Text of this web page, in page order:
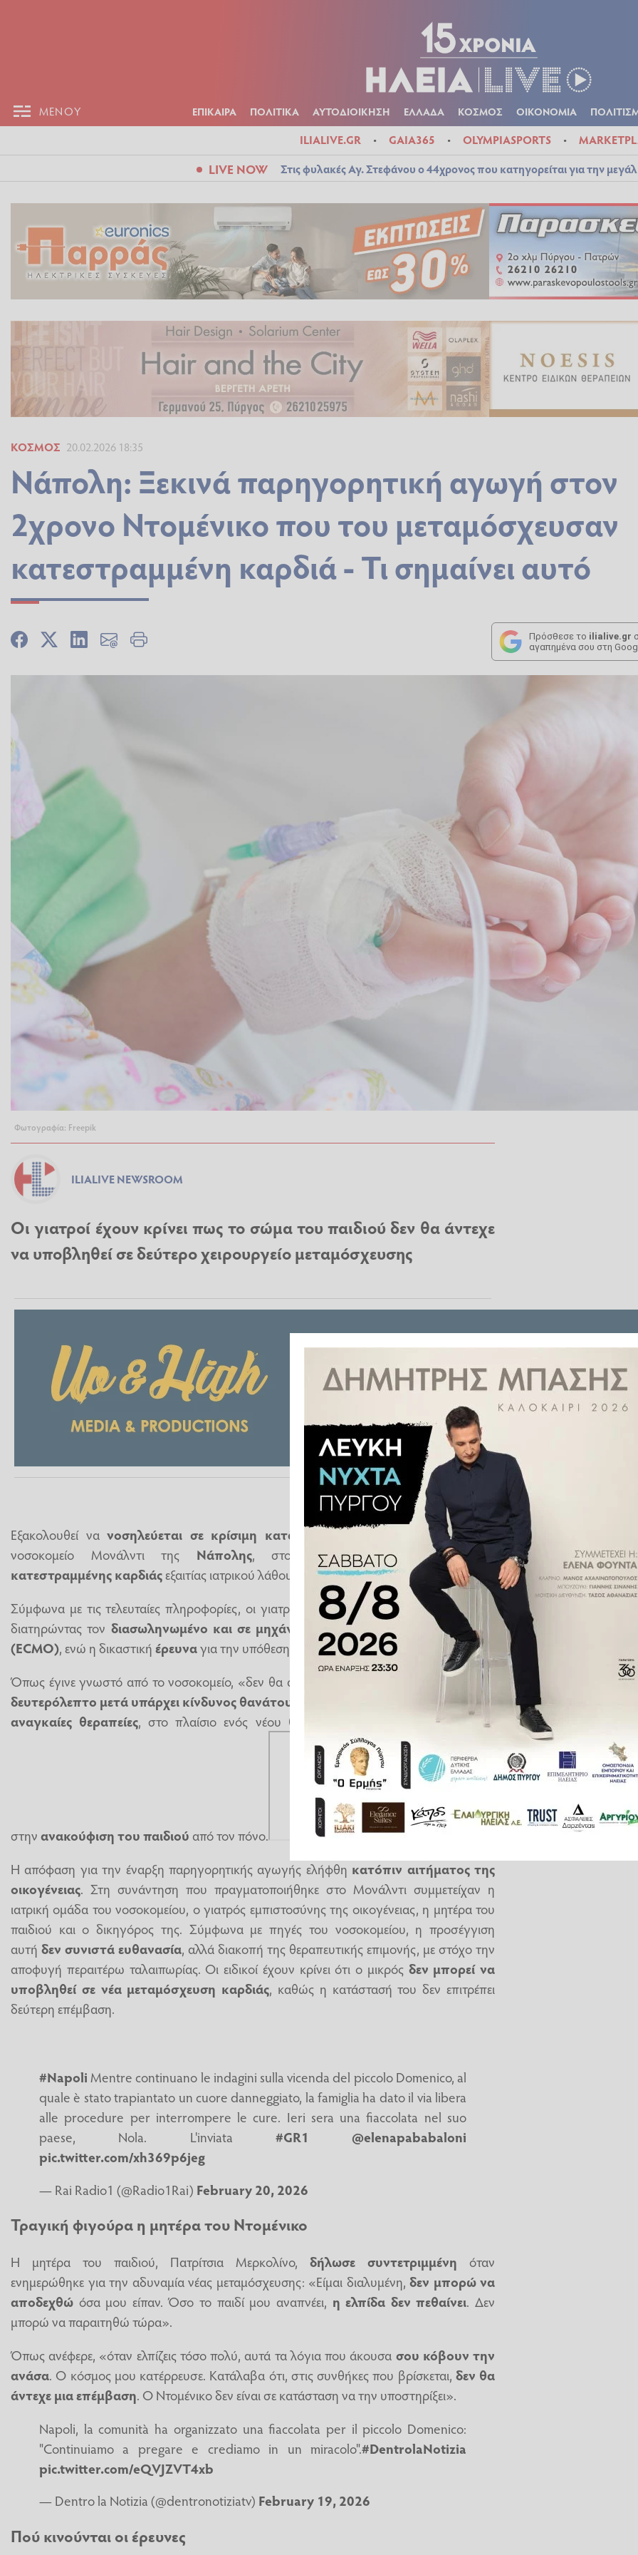
ΜΕΝΟΥ ΕΠΙΚΑΙΡΑ ΠΟΛΙΤΙΚΑ ΑΥΤΟΔΙΟΙΚΗΣΗ ΕΛΛΑΔΑ ΚΟΣΜΟΣ ΟΙΚΟΝΟΜΙΑ
ILIALIVE.GR GAIA365 OLYMPIASPORTS
LIVE NOW Στις φυλακές Αγ. Στεφάνου ο 44χρονος που κατηγορείται για την
ΚΌΣΜΟΣ 20.02.2026 18:35
Νάπολη: Ξεκινά παρηγορητική αγωγή στον
2χρονο Ντομένικο που του μεταμόσχευσαν
κατεστραμμένη καρδιά - Τι σημαίνει αυτό
Πρόσθεσε το ilialive.gr
αγαπημένα σου στη
Φωτογραφία: Freepik
ILIALIVE NEWSROOM
Οι γιατροί έχουν κρίνει πως το σώμα του παιδιού δεν θα άντεχε
να υποβληθεί σε δεύτερο χειρουργείο μεταμόσχευσης
Εξακολουθεί νανοσηλεύεται σε κρίσιμη κατάστασηο 2χρονος Ντομένικο στο
νοσοκομείο Μονάλντι της Νάπολης, στον οποίο έγινε
μεταμόσχευση
κατεστραμμένης καρδιάςεξαιτίας ιατρικού λάθους.
Σύμφωνα με τις τελευταίες πληροφορίες, οι γιατροί ξεκινούνπαρηγορητική αγωγή
,
διατηρώντας τον διασωληνωμένο και σε μηχάνημα Εξωσωματικής Οξυγόνωσης
(ECMO), ενώ η δικαστικήέρευναγια την υπόθεση επεκτείνεται.
Όπως έγινε γνωστό από το νοσοκομείο, «δεν θα αποσυνδεθεί από το ECMO, διότι
ένα
δευτερόλεπτο μετά υπάρχει κίνδυνος θανάτου
θα διακοπούν άλλες μη
αναγκαίες θεραπείες, στο πλαίσιο ενός νέου θεραπευτικού πλάνου που στοχεύει
στηνανακούφιση του παιδιού από τον πόνο.
Η απόφαση για την έναρξη παρηγορητικής αγωγής ελήφθη κατόπιν αιτήματος της
οικογένειας. Στη συνάντηση που πραγματοποιήθηκε στο Μονάλντι συμμετείχαν η
ιατρική ομάδα του νοσοκομείου, ο γιατρός εμπιστοσύνης της οικογένειας, η μητέρα του
παιδιού και ο δικηγόρος της. Σύμφωνα με πηγές του νοσοκομείου, η προσέγγιση
αυτή δεν συνιστά ευθανασία, αλλά διακοπή της θεραπευτικής επιμονής, με στόχο την
αποφυγή περαιτέρω ταλαιπωρίας. Οι ειδικοί έχουν κρίνει ότι ο μικρός δεν μπορεί να
υποβληθεί σε νέα μεταμόσχευση καρδιάς, καθώς η κατάστασή του δεν επιτρέπει
δεύτερη επέμβαση.
#NapoliMentre continuano le indagini sulla vicenda del piccolo Domenico, al
quale è stato trapiantato un cuore danneggiato, la famiglia ha dato il via libera
alle procedure per interrompere le cure. Ieri sera una fiaccolata nel suo
paese, Nola. L'inviata #GR1
@elenapababaloni
pic.twitter.com/xh369p6jeg
— Rai Radio1 (@Radio1Rai) February 20, 2026
Τραγική φιγούρα η μητέρα του Ντομένικο
Η μητέρα του παιδιού, Πατρίτσια Μερκολίνο, δήλωσε συντετριμμένη όταν
ενημερώθηκε για την αδυναμία νέας μεταμόσχευσης: «Είμαι διαλυμένη, δεν μπορώ να
αποδεχθώ όσα μου είπαν. Όσο το παιδί μου αναπνέει, η ελπίδα δεν πεθαίνει. Δεν
μπορώ να παραιτηθώ τώρα».
Όπως ανέφερε, «όταν ελπίζεις τόσο πολύ, αυτά τα λόγια που άκουσα σου κόβουν την
ανάσα. Ο κόσμος μου κατέρρευσε. Κατάλαβα ότι, στις συνθήκες που βρίσκεται, δεν θα
άντεχε μια επέμβαση. Ο Ντομένικο δεν είναι σε κατάσταση να την υποστηρίξει».
Napoli, la comunità ha organizzato una fiaccolata per il piccolo Domenico:
"Continuiamo a pregare e crediamo in un miracolo".#DentrolaNotizia
pic.twitter.com/eQVJZVT4xb
— Dentro la Notizia (@dentronotiziatv) February 19, 2026
Πού κινούνται οι έρευνες